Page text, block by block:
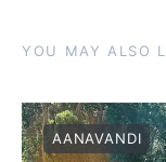
YOU MAY ALSO
AANAVANDI